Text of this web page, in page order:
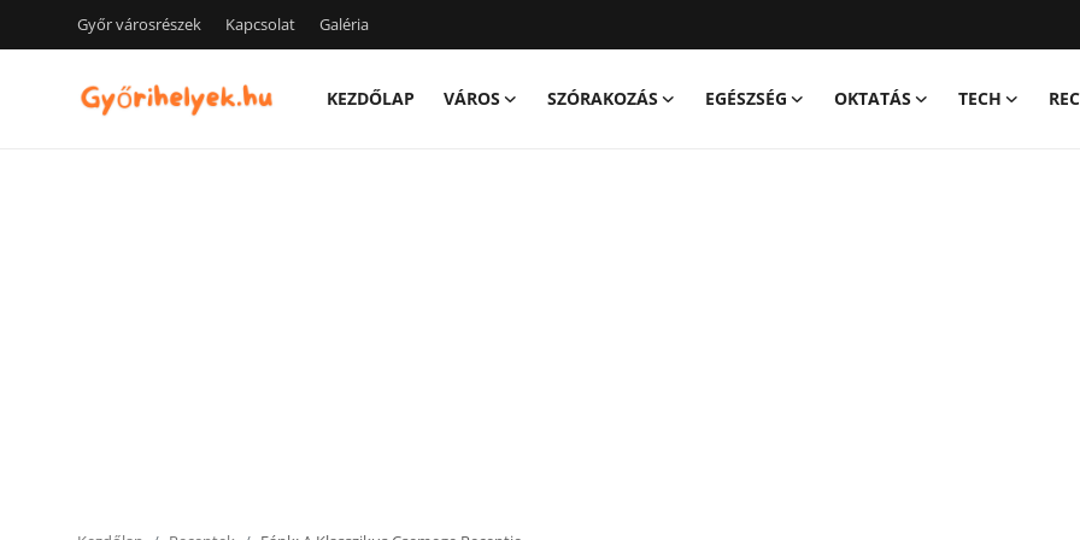
Győr városrészek Kapcsolat Galéria
KEZDŐLAP VÁROS SZÓRAKOZÁS EGÉSZSÉG OKTATÁS TECH